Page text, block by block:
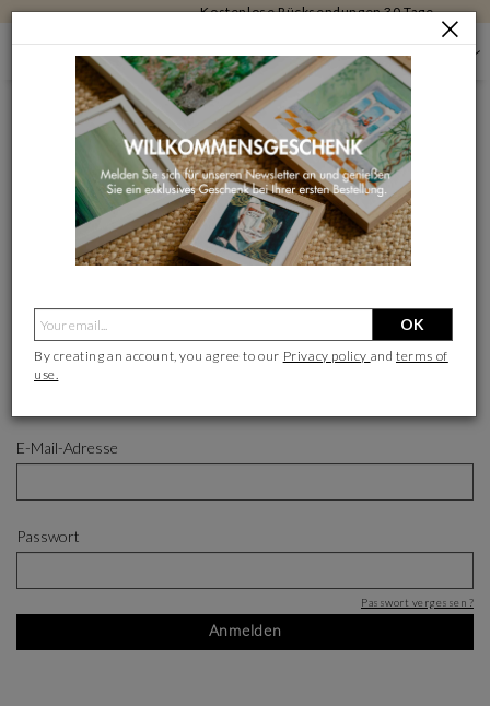
Kostenlose Rücksendungen 30 Tage
ANMELDEN
ANMELDEN
Über Google anmelden
- ODER -
E-Mail-Adresse
Passwort
Passwort vergessen ?
Anmelden
OK
By creating an account, you agree to our Privacy policy andterms of
use.